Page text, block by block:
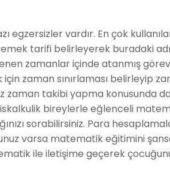
egzersizler vardır. En çok
tarifi belirleyerek buradaki
zamanlar içinde atanmış
zaman sınırlaması belirleyip
zaman takibi yapma konusunda
bireylerle eğlenceli
sorabilirsiniz. Para
varsa matematik eğitimini
ile iletişime geçerek